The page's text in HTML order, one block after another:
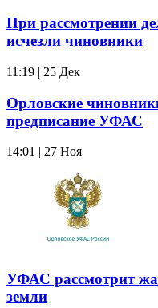
При рассмотрении
исчезли чиновники
11:19 | 25 Дек
Орловские
предписание УФАС
14:01 | 27 Ноя
УФАС рассмотрит
земли